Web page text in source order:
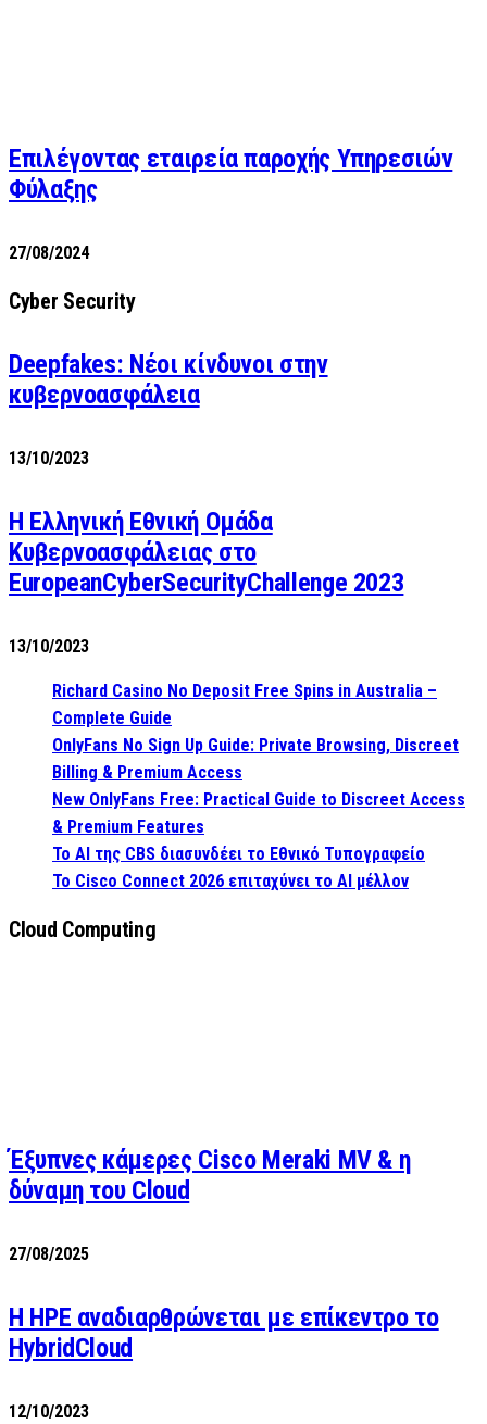
Επιλέγοντας εταιρεία παροχής Υπηρεσιών
Φύλαξης
27/08/2024
Cyber Security
Deepfakes: Νέοι κίνδυνοι στην
κυβερνοασφάλεια
13/10/2023
Η Ελληνική Εθνική Ομάδα
Κυβερνοασφάλειας στο
EuropeanCyberSecurityChallenge 2023
13/10/2023
Richard Casino No Deposit Free Spins in Australia –
Complete Guide
OnlyFans No Sign Up Guide: Private Browsing, Discreet
Billing & Premium Access
New OnlyFans Free: Practical Guide to Discreet Access
& Premium Features
Το AI της CBS διασυνδέει το Εθνικό Τυπογραφείο
Το Cisco Connect 2026 επιταχύνει το AI μέλλον
Cloud Computing
Έξυπνες κάμερες Cisco Meraki MV & η
δύναμη του Cloud
27/08/2025
H HPE αναδιαρθρώνεται με επίκεντρο το
HybridCloud
12/10/2023